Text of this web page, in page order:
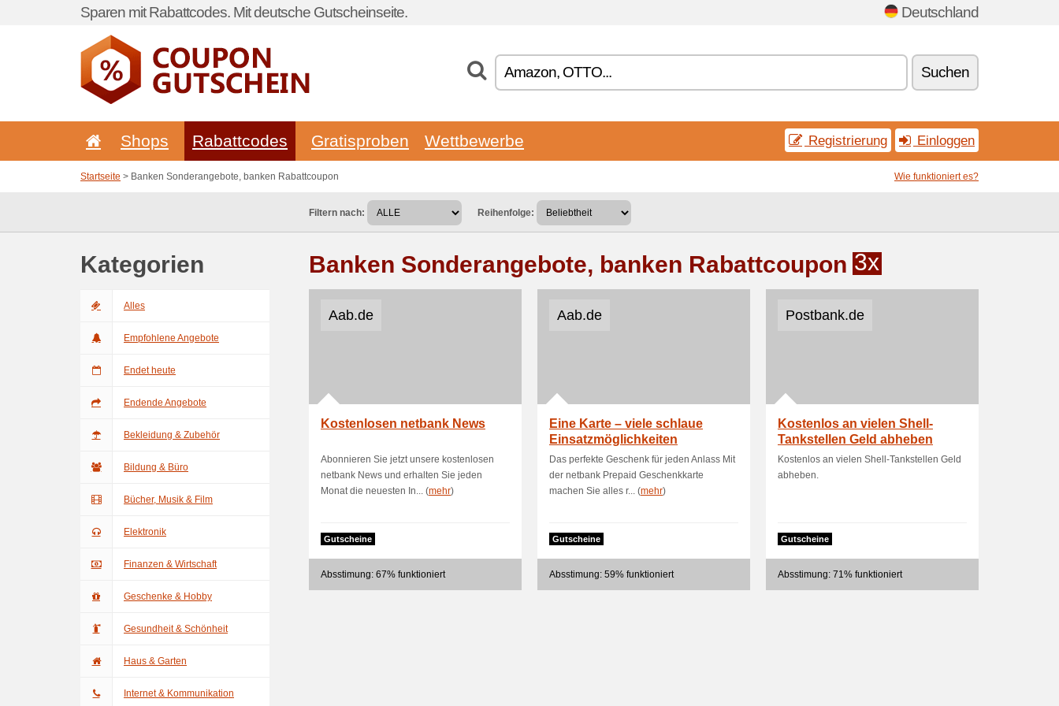
Sparen mit Rabattcodes. Mit deutsche Gutscheinseite. Deutschland
Suchen
Shops Rabattcodes Gratisproben Wettbewerbe Registrierung Einloggen
Startseite > Banken Sonderangebote, banken Rabattcoupon Wie funktioniert es?
Filtern nach: Reihenfolge:
Kategorien
Alles
Empfohlene Angebote
Endet heute
Endende Angebote
Bekleidung & Zubehör
Bildung & Büro
Bücher, Musik & Film
Elektronik
Finanzen & Wirtschaft
Geschenke & Hobby
Gesundheit & Schönheit
Haus & Garten
Internet & Kommunikation
Banken Sonderangebote, banken Rabattcoupon 3x
Aab.de
Kostenlosen netbank News
Abonnieren Sie jetzt unsere kostenlosen
netbank News und erhalten Sie jeden
Monat die neuesten In... (mehr)
Gutscheine
Absstimung: 67% funktioniert
Aab.de
Eine Karte – viele schlaue
Einsatzmöglichkeiten
Das perfekte Geschenk für jeden Anlass Mit
der netbank Prepaid Geschenkkarte
machen Sie alles r... (mehr)
Gutscheine
Absstimung: 59% funktioniert
Postbank.de
Kostenlos an vielen Shell-
Tankstellen Geld abheben
Kostenlos an vielen Shell-Tankstellen Geld
abheben.
Gutscheine
Absstimung: 71% funktioniert